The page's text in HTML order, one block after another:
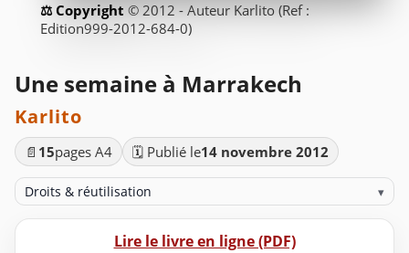
© 2012 - Auteur Karlito (Ref :
Edition999-2012-684-0)
Une semaine à Marrakech
Karlito
📄 15pages A4 🗓️ Publié le14 novembre 2012
Droits & réutilisation ▾
Lire le livre en ligne (PDF)